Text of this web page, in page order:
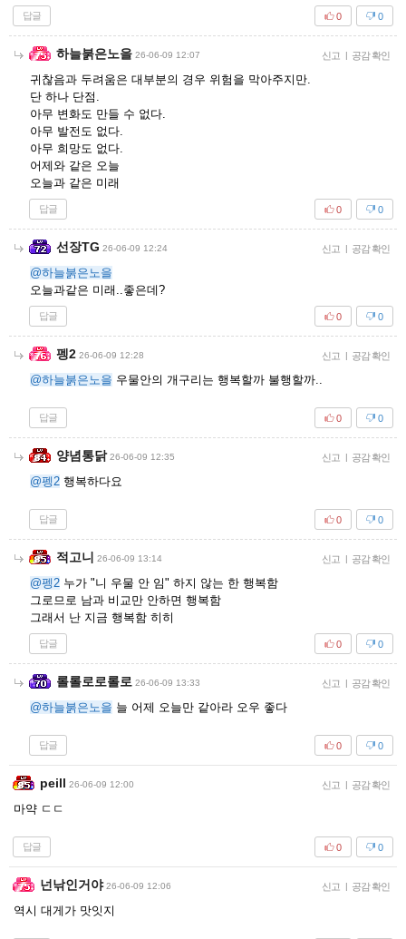
답글 0
0
하늘붉은노을 26-06-09 12:07 신고 | 공감 확인
귀찮음과 두려움은 대부분의 경우 위험을 막아주지만.
단 하나 단점.
아무 변화도 만들 수 없다.
아무 발전도 없다.
아무 희망도 없다.
어제와 같은 오늘
오늘과 같은 미래
답글 0
0
선장TG 26-06-09 12:24 신고 | 공감 확인
@하늘붉은노을
오늘과같은 미래..좋은데?
답글 0
0
펭2 26-06-09 12:28 신고 | 공감 확인
@하늘붉은노을 우물안의 개구리는 행복할까 불행할까..
답글 0
0
양념통닭 26-06-09 12:35 신고 | 공감 확인
@펭2 행복하다요
답글 0
0
적고니 26-06-09 13:14 신고 | 공감 확인
@펭2 누가 "니 우물 안 임" 하지 않는 한 행복함
그로므로 남과 비교만 안하면 행복함
그래서 난 지금 행복함 히히
답글 0
0
롤롤로로롤로 26-06-09 13:33 신고 | 공감 확인
@하늘붉은노을 늘 어제 오늘만 같아라 오우 좋다
답글 0
0
peill 26-06-09 12:00 신고 | 공감 확인
마약 ㄷㄷ
답글 0
0
넌낚인거야 26-06-09 12:06 신고 | 공감 확인
역시 대게가 맛잇지